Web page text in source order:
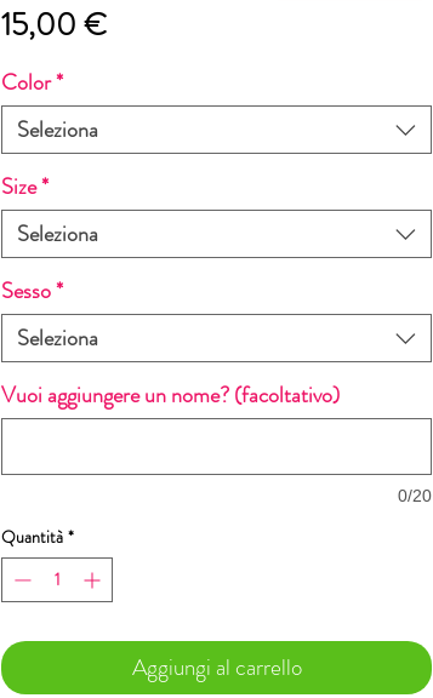
15,00 €Prezzo
Color*
Seleziona
Size*
Seleziona
Sesso*
Seleziona
Vuoi aggiungere un nome? (facoltativo)
0/20
Quantità *
Aggiungi al carrello